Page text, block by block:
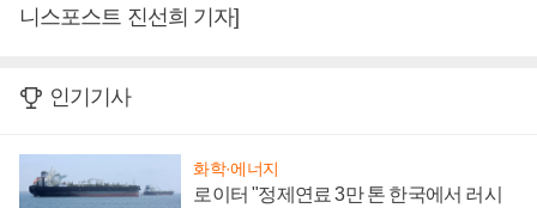
니스포스트 진선희 기자]
인기기사
화학·에너지
로이터 "정제연료 3만 톤 한국에서 러시